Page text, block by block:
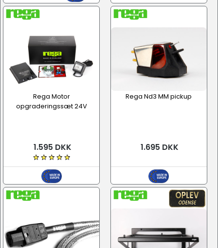
Rega Motor
opgraderingssæt 24V
1.595 DKK
Rega Nd3 MM pickup
1.695 DKK